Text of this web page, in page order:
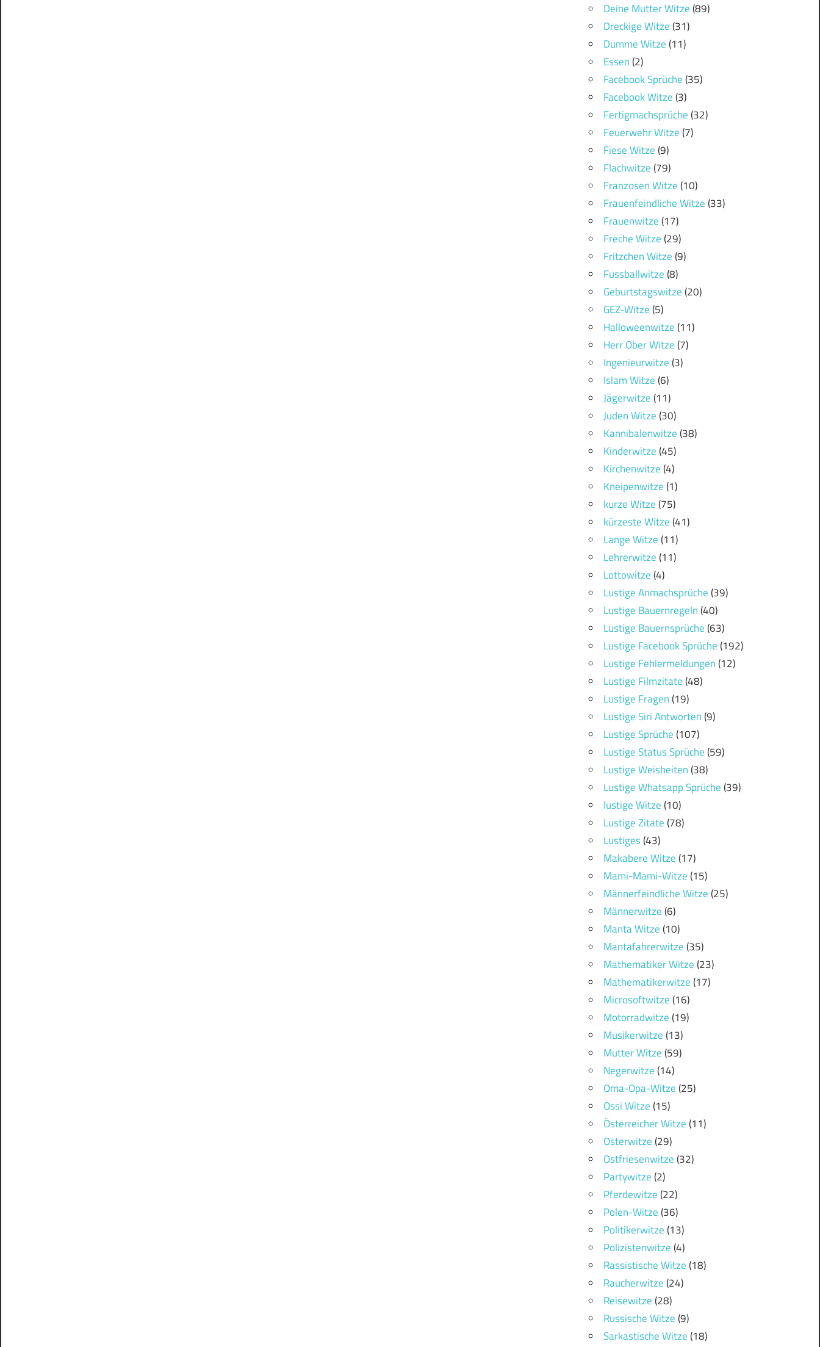
Deine Mutter Witze(89)
Dreckige Witze(31)
Dumme Witze(11)
Essen(2)
Facebook Sprüche(35)
Facebook Witze(3)
Fertigmachsprüche(32)
Feuerwehr Witze(7)
Fiese Witze(9)
Flachwitze(79)
Franzosen Witze(10)
Frauenfeindliche Witze(33)
Frauenwitze(17)
Freche Witze(29)
Fritzchen Witze(9)
Fussballwitze(8)
Geburtstagswitze(20)
GEZ-Witze(5)
Halloweenwitze(11)
Herr Ober Witze(7)
Ingenieurwitze(3)
Islam Witze(6)
Jägerwitze(11)
Juden Witze(30)
Kannibalenwitze(38)
Kinderwitze(45)
Kirchenwitze(4)
Kneipenwitze(1)
kurze Witze(75)
kürzeste Witze(41)
Lange Witze(11)
Lehrerwitze(11)
Lottowitze(4)
Lustige Anmachsprüche(39)
Lustige Bauernregeln(40)
Lustige Bauernsprüche(63)
Lustige Facebook Sprüche(192)
Lustige Fehlermeldungen(12)
Lustige Filmzitate(48)
Lustige Fragen(19)
Lustige Siri Antworten(9)
Lustige Sprüche(107)
Lustige Status Sprüche(59)
Lustige Weisheiten(38)
Lustige Whatsapp Sprüche(39)
lustige Witze(10)
Lustige Zitate(78)
Lustiges(43)
Makabere Witze(17)
Mami-Mami-Witze(15)
Männerfeindliche Witze(25)
Männerwitze(6)
Manta Witze(10)
Mantafahrerwitze(35)
Mathematiker Witze(23)
Mathematikerwitze(17)
Microsoftwitze(16)
Motorradwitze(19)
Musikerwitze(13)
Mutter Witze(59)
Negerwitze(14)
Oma-Opa-Witze(25)
Ossi Witze(15)
Österreicher Witze(11)
Osterwitze(29)
Ostfriesenwitze(32)
Partywitze(2)
Pferdewitze(22)
Polen-Witze(36)
Politikerwitze(13)
Polizistenwitze(4)
Rassistische Witze(18)
Raucherwitze(24)
Reisewitze(28)
Russische Witze(9)
Sarkastische Witze(18)